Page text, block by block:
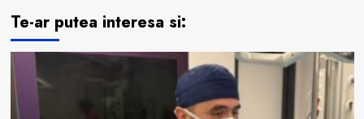
Te-ar putea interesa si: